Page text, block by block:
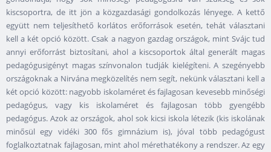
kiscsoportra, de itt jön a közgazdasági gondolkozás lényege. A kettő
együtt nem teljesíthető korlátos erőforrások esetén, tehát választani
kell a két opció között. Csak a nagyon gazdag országok, mint Svájc tud
annyi erőforrást biztosítani, ahol a kiscsoportok által generált magas
pedagógusigényt magas színvonalon tudják kielégíteni. A szegényebb
országoknak a Nirvána megközelítés nem segít, nekünk választani kell a
két opció között: nagyobb iskolaméret és fajlagosan kevesebb minőségi
pedagógus, vagy kis iskolaméret és fajlagosan több gyengébb
pedagógus. Azok az országok, ahol sok kicsi iskola létezik (kis iskolának
minősül egy vidéki 300 fős gimnázium is), jóval több pedagógust
foglalkoztatnak fajlagosan, mint ahol mérethatékony a rendszer. Az egy